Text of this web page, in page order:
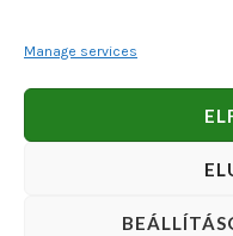
Manage services
by Bakos